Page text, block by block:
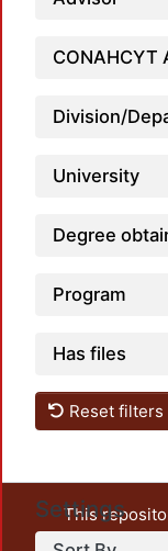
CONAHCYT
Division/
University
Degree
Program
Has files
Reset filters
Settings
This
unrestricted